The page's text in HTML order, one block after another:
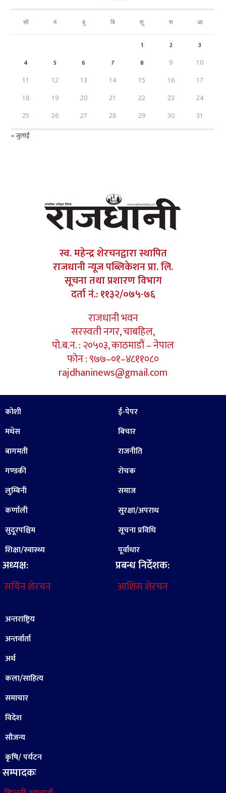
सो मं बु बि शु श आ
1 2
3
4
5 6 7 8 9 10
11 12 13 14 15 16 17
18 19 20 21 22 23 24
25 26 27 28 29 30 31
« जुलाई
स्व. महेन्द्र शेरचनद्वारा स्थापित
राजधानी न्यूज पब्लिकेशन प्रा. लि.
सूचना तथा प्रशारण विभाग
दर्ता नं.: ११३२/०७५-७६
राजधानी भवन
सरस्वती नगर, चाबहिल,
पो.ब.न. : २०५०३, काठमाडौं – नेपाल
फोन : ९७७–०१–४८११०८०
rajdhaninews@gmail.com
कोशी
मधेस
बागमती
गण्डकी
लुम्बिनी
कर्णाली
सुदूरपश्चिम
शिक्षा/स्वास्थ्य
अध्यक्ष:
सचिन शेरचन
ई-पेपर
बिचार
राजनीति
रोचक
समाज
सुरक्षा/अपराध
सूचना प्रविधि
पूर्वाधार
प्रबन्ध निर्देशक:
आशिस शेरचन
अन्तराष्ट्रिय
अन्तर्वार्ता
अर्थ
कला/साहित्य
समाचार
विदेश
सौजन्य
कृषि/ पर्यटन
सम्पादकः